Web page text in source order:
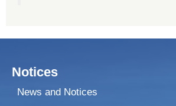
Notices
News and Notices